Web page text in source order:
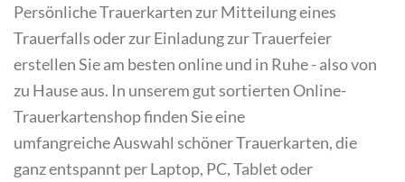
Persönliche Trauerkarten zur Mitteilung eines
Trauerfalls oder zur Einladung zur Trauerfeier
erstellen Sie am besten online und in Ruhe - also von
zu Hause aus. In unserem gut sortierten Online-
Trauerkartenshop finden Sie eine
umfangreiche Auswahl schöner Trauerkarten, die
ganz entspannt per Laptop, PC, Tablet oder